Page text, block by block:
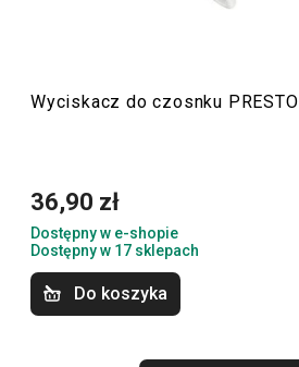
Gotowanie
Krojenie
Wyciskacz do czosnku PRESTO
36,90 zł
Dostępny w e-shopie
Dostępny w 17 sklepach
Do koszyka